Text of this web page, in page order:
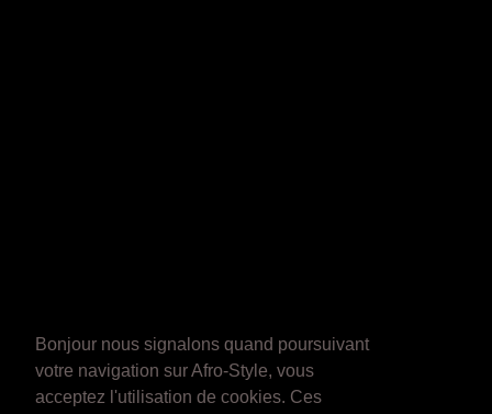
Bonjour nous signalons quand poursuivant
votre navigation sur Afro-Style, vous
acceptez l'utilisation de cookies. Ces